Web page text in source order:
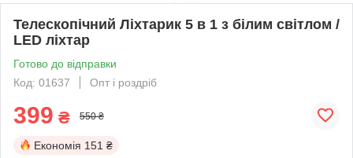
Телескопічний Ліхтарик 5 в 1 з білим світлом /
LED ліхтар
Готово до відправки
Код: 01637
Опт і роздріб
399 ₴ 550 ₴
Економія 151 ₴